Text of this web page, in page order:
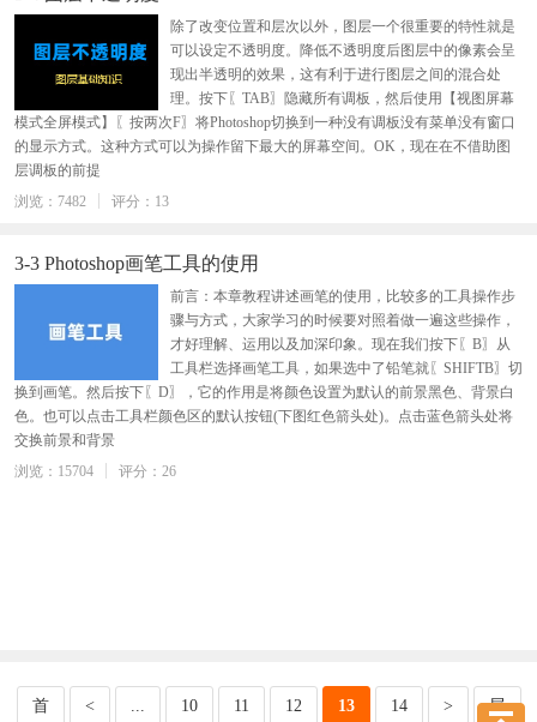
除了改变位置和层次以外，图层一个很重要的特性就是
可以设定不透明度。降低不透明度后图层中的像素会呈
现出半透明的效果，这有利于进行图层之间的混合处
理。按下〖TAB〗隐藏所有调板，然后使用【视图屏幕
模式全屏模式】〖按两次F〗将Photoshop切换到一种没有调板没有菜单没有窗口
的显示方式。这种方式可以为操作留下最大的屏幕空间。OK，现在在不借助图
层调板的前提
浏览：7482
评分：13
3-3 Photoshop画笔工具的使用
前言：本章教程讲述画笔的使用，比较多的工具操作步
骤与方式，大家学习的时候要对照着做一遍这些操作，
才好理解、运用以及加深印象。现在我们按下〖B〗从
工具栏选择画笔工具，如果选中了铅笔就〖SHIFTB〗切
换到画笔。然后按下〖D〗，它的作用是将颜色设置为默认的前景黑色、背景白
色。也可以点击工具栏颜色区的默认按钮(下图红色箭头处)。点击蓝色箭头处将
交换前景和背景
浏览：15704
评分：26
首 < ... 10 11 12 13 14 > 尾